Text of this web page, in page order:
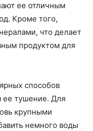
ее отличным
Кроме того,
что делает
продуктом для
способов
ее тушение. Для
крупными
немного воды